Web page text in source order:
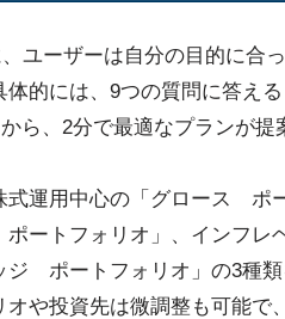
ユーザーは自分の目的に合
的には、9つの質問に答え
ら、2分で最適なプランが提
式運用中心の「グロース ポ
ートフォリオ」、インフレ
ジ ポートフォリオ」の3種
や投資先は微調整も可能で